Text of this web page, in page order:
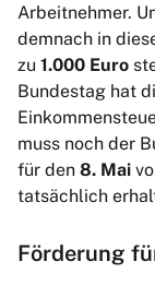
Arbeitnehmer.
demnach in
zu 1.000 Euro
Bundestag hat
muss noch der
für den 8. Mai
tatsächlich
Förderung